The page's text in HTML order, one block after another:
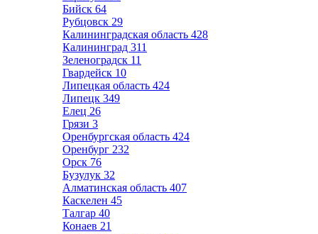
Бийск 64
Рубцовск 29
Калининградская область 428
Калининград 311
Зеленоградск 11
Гвардейск 10
Липецкая область 424
Липецк 349
Елец 26
Грязи 3
Оренбургская область 424
Оренбург 232
Орск 76
Бузулук 32
Алматинская область 407
Каскелен 45
Талгар 40
Конаев 21